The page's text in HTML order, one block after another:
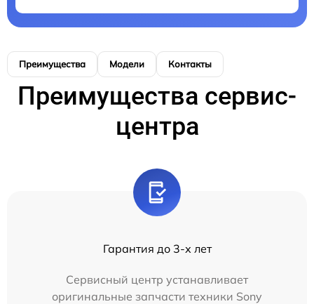
Преимущества Модели Контакты
Преимущества сервис-
центра
Гарантия до 3-х лет
Сервисный центр устанавливает
оригинальные запчасти техники Sony